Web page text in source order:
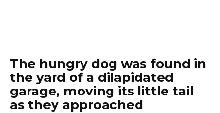
The hungry dog was found in
the yard of a dilapidated
garage, moving its little tail
as they approached